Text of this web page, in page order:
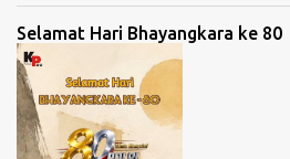
Selamat Hari Bhayangkara ke 80